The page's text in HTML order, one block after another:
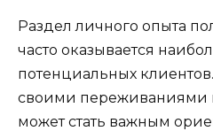
Раздел личного опыта
часто оказывается
потенциальных
своими переживаниями
может стать важным